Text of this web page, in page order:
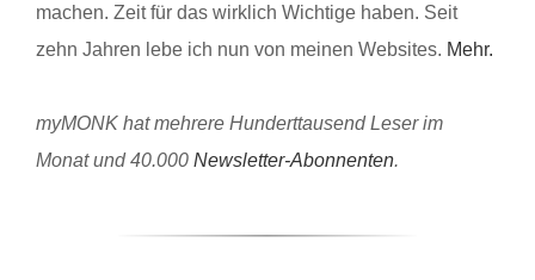
machen. Zeit für das wirklich Wichtige haben. Seit
zehn Jahren lebe ich nun von meinen Websites. Mehr.
myMONK hat mehrere Hunderttausend Leser im
Monat und 40.000 Newsletter-Abonnenten.